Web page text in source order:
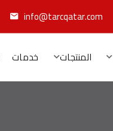
info@tarcqatar.com
خدمات المنتجات